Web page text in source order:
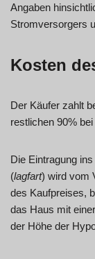
Angaben
Stromversorgers
Kosten
Der Käufer zahlt
restlichen 90%
Die Eintragung
(lagfart) wird vom
des Kaufpreises,
das Haus mit
der Höhe der